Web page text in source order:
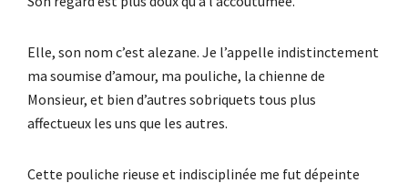
Elle, son nom c’est alezane. Je l’appelle indistinctement
ma soumise d’amour, ma pouliche, la chienne de
Monsieur, et bien d’autres sobriquets tous plus
affectueux les uns que les autres.
Cette pouliche rieuse et indisciplinée me fut dépeinte